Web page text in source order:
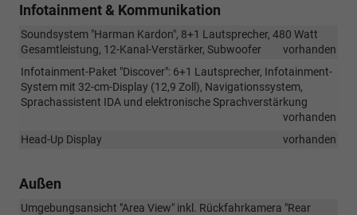
Infotainment & Kommunikation
Soundsystem "Harman Kardon", 8+1 Lautsprecher, 480 Watt
Gesamtleistung, 12-Kanal-Verstärker, Subwoofer
vorhanden
Infotainment-Paket "Discover": 6+1 Lautsprecher, Infotainment-
System mit 32-cm-Display (12,9 Zoll), Navigationssystem,
Sprachassistent IDA und elektronische Sprachverstärkung
vorhanden
Head-Up Display
vorhanden
Außen
Umgebungsansicht "Area View" inkl. Rückfahrkamera "Rear